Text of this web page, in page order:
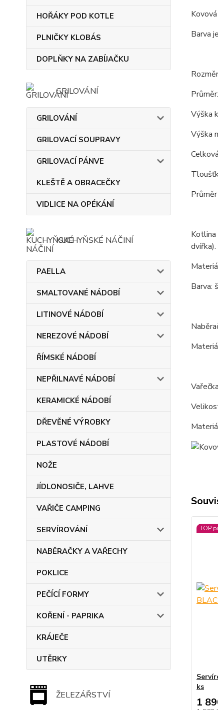
HOŘÁKY POD KOTLE
PLNIČKY KLOBÁS
DOPLŇKY NA ZABÍJAČKU
GRILOVÁNÍ
GRILOVÁNÍ
GRILOVACÍ SOUPRAVY
GRILOVACÍ PÁNVE
KLEŠTĚ A OBRACEČKY
VIDLICE NA OPÉKÁNÍ
KUCHYŇSKÉ NÁČINÍ
PAELLA
SMALTOVANÉ NÁDOBÍ
LITINOVÉ NÁDOBÍ
NEREZOVÉ NÁDOBÍ
ŘÍMSKÉ NÁDOBÍ
NEPŘILNAVÉ NÁDOBÍ
KERAMICKÉ NÁDOBÍ
DŘEVĚNÉ VÝROBKY
PLASTOVÉ NÁDOBÍ
NOŽE
JÍDLONOSIČE, LAHVE
VAŘIČE CAMPING
SERVÍROVÁNÍ
NABĚRAČKY A VAŘECHY
POKLICE
PEČÍCÍ FORMY
KOŘENÍ - PAPRIKA
KRÁJEČE
UTĚRKY
ŽELEZÁŘSTVÍ
Barva
Výška
Výška
Kotlina
dvířka).
Barva:
Vařečka
TOP
ks
1